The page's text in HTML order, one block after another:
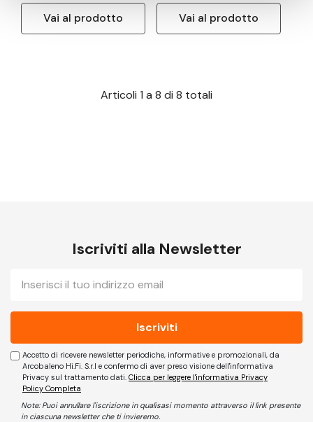
Vai al prodotto
Vai al prodotto
Articoli 1 a 8 di 8 totali
Iscriviti alla Newsletter
Accetto di ricevere newsletter periodiche, informative e promozionali, da
Arcobaleno Hi.Fi. S.r.l e confermo di aver preso visione dell'informativa
Privacy sul trattamento dati. Clicca per leggere l'informativa Privacy
Policy Completa
Note: Puoi annullare l'iscrizione in qualisasi momento attraverso il link presente
in ciascuna newsletter che ti invieremo.